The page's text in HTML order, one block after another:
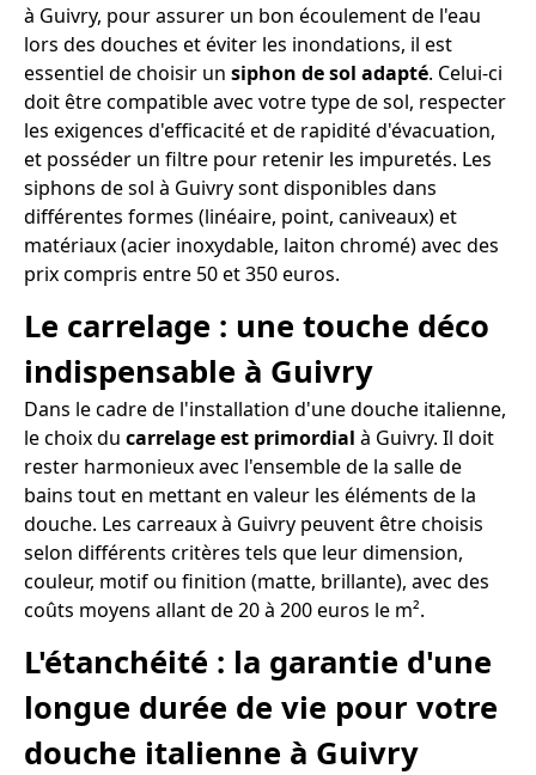
à Guivry, pour assurer un bon écoulement de l'eau
lors des douches et éviter les inondations, il est
essentiel de choisir un siphon de sol adapté. Celui-ci
doit être compatible avec votre type de sol, respecter
les exigences d'efficacité et de rapidité d'évacuation,
et posséder un filtre pour retenir les impuretés. Les
siphons de sol à Guivry sont disponibles dans
différentes formes (linéaire, point, caniveaux) et
matériaux (acier inoxydable, laiton chromé) avec des
prix compris entre 50 et 350 euros.
Le carrelage : une touche déco
indispensable à Guivry
Dans le cadre de l'installation d'une douche italienne,
le choix du carrelage est primordial à Guivry. Il doit
rester harmonieux avec l'ensemble de la salle de
bains tout en mettant en valeur les éléments de la
douche. Les carreaux à Guivry peuvent être choisis
selon différents critères tels que leur dimension,
couleur, motif ou finition (matte, brillante), avec des
coûts moyens allant de 20 à 200 euros le m².
L'étanchéité : la garantie d'une
longue durée de vie pour votre
douche italienne à Guivry